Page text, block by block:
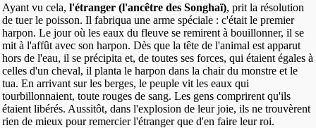
Ayant vu cela, l'étranger (l'ancêtre des Songhaï), prit la résolution
de tuer le poisson. Il fabriqua une arme spéciale : c'était le premier
harpon. Le jour où les eaux du fleuve se remirent à bouillonner, il se
mit à l'affût avec son harpon. Dès que la tête de l'animal est apparut
hors de l'eau, il se précipita et, de toutes ses forces, qui étaient égales à
celles d'un cheval, il planta le harpon dans la chair du monstre et le
tua. En arrivant sur les berges, le peuple vit les eaux qui
tourbillonnaient, toute rouges de sang. Les gens comprirent qu'ils
étaient libérés. Aussitôt, dans l'explosion de leur joie, ils ne trouvèrent
rien de mieux pour remercier l'étranger que d'en faire leur roi.